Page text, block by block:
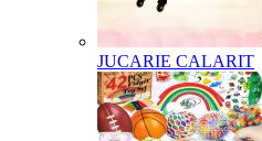
JUCARIE CALARIT